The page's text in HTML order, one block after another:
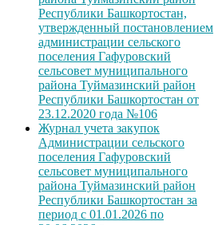
Республики Башкортостан,
утвержденный постановлением
администрации сельского
поселения Гафуровский
сельсовет муниципального
района Туймазинский район
Республики Башкортостан от
23.12.2020 года №106
Журнал учета закупок
Администрации сельского
поселения Гафуровский
сельсовет муниципального
района Туймазинский район
Республики Башкортостан за
период с 01.01.2026 по